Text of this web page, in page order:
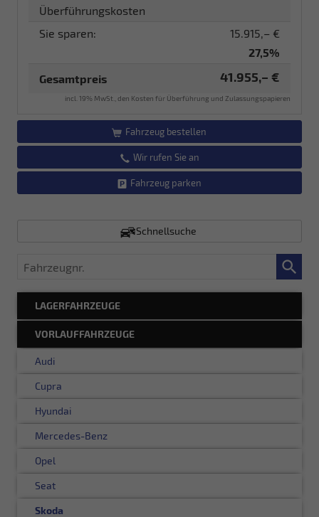
Überführungskosten
Sie sparen:
15.915,– €
27,5%
Gesamtpreis
41.955,– €
incl. 19% MwSt., den Kosten für Überführung und Zulassungspapieren
Fahrzeug bestellen
Wir rufen Sie an
Fahrzeug parken
Schnellsuche
Fahrzeugnr.
LAGERFAHRZEUGE
VORLAUFFAHRZEUGE
Audi
Cupra
Hyundai
Mercedes-Benz
Opel
Seat
Skoda